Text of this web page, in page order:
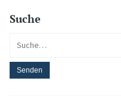
Suche